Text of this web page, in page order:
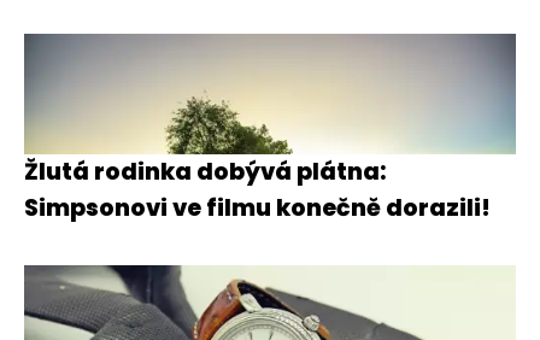
Žlutá rodinka dobývá plátna:
Simpsonovi ve filmu konečně dorazili!